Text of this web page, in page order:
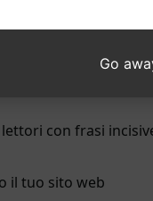
modo coinvolgente
per aumentare
con frasi
il tuo sito web
Go